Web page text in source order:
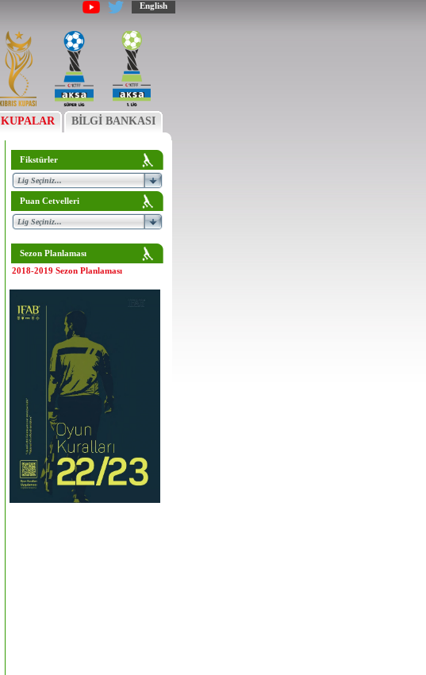
English
KUPALAR BİLGİ BANKASI
Fikstürler
Puan Cetvelleri
Sezon Planlaması
2018-2019 Sezon Planlaması